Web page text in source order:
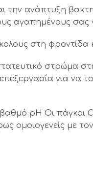
ανάπτυξη
αγαπημένους
στη
στρώμα
για να
pH Οι πάγκοι
ομοιογενείς με